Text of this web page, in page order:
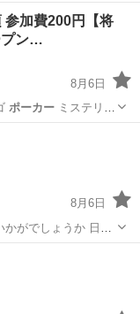
加費200円【将
プン…
8月6日
ポーカーミステリー
8月6日
がでしょうか 日